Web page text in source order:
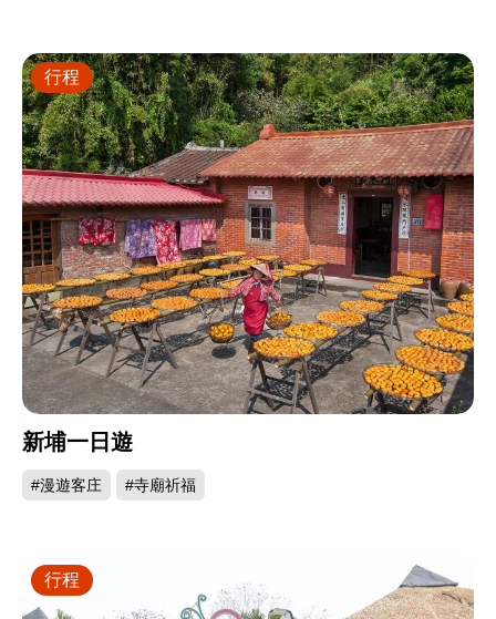
新埔一日遊
#漫遊客庄 #寺廟祈福
行程
行程